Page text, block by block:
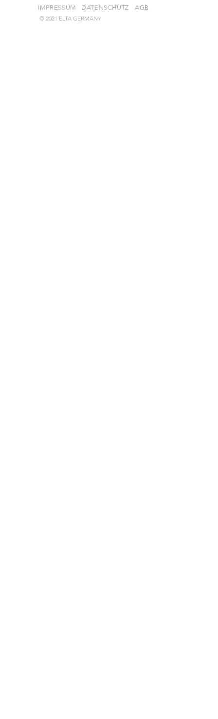
IMPRESSUM AGB
DATENSCHUTZ
© 2021 ELTA GERMANY